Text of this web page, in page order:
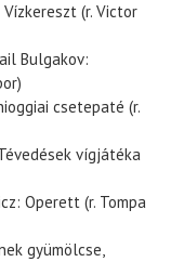
(r. Victor
Bulgakov:
csetepaté (r.
vígjátéka
Operett (r. Tompa
gyümölcse,